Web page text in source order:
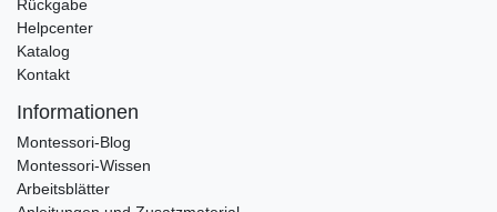
Rückgabe
Helpcenter
Katalog
Kontakt
Informationen
Montessori-Blog
Montessori-Wissen
Arbeitsblätter